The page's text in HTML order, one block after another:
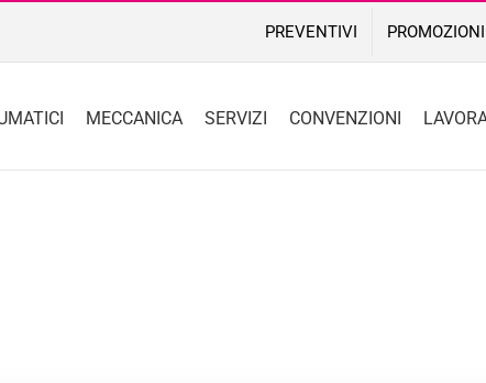
PREVENTIVI PROMOZIONI
MECCANICA SERVIZI CONVENZIONI